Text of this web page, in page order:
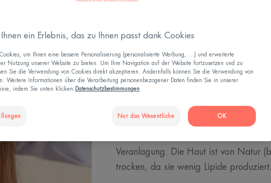
Trockene Haut:
Ursachen
Spannungsgefühle und Juckreiz.
Haut, ein fahler Teint. All dies sind
Haut. Doch wie kommt es dazu? Die
Veranlagung. Die Haut ist von Natur
trocken, da sie wenig Lipide produziert.
ein Erlebnis, das zu Ihnen passt dank Cookies
um Ihnen eine bessere Personalisierung (personalisierte Werbung, ...) und erweiterte
Nutzung unserer Website zu bieten. Um Ihre Navigation auf der Website fortzusetzen und zu
Sie die Verwendung von Cookies direkt akzeptieren. Andernfalls können Sie die Verwendung von
Weitere Informationen über die Verarbeitung personenbezogener Daten finden Sie in unserer
indem Sie unten klicken: Datenschutzbestimmungen
Nur das Wesentliche OK